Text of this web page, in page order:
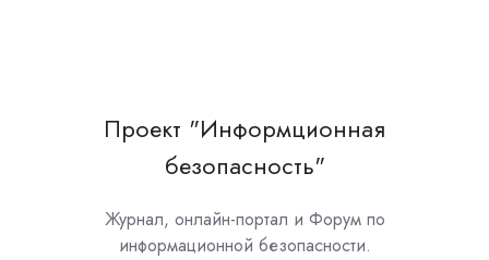
Проект "Информционная
безопасность"
Журнал, онлайн-портал и Форум по
информационной безопасности.